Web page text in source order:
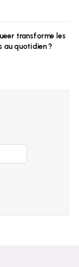
transforme les
au quotidien ?